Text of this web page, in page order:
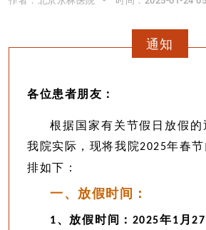
通知
各位患者朋友：
根据国家有关节假日放假的
我院实际，现将我院2025年春
排如下：
一、放假时间：
1、放假时间： 2025年1 月27